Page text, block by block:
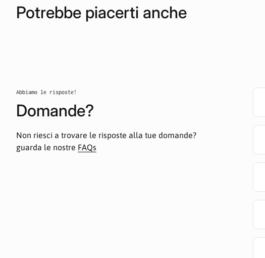
Potrebbe piacerti anche
Abbiamo le risposte!
Domande?
Non riesci a trovare le risposte alla tue domande?
guarda le nostre FAQs